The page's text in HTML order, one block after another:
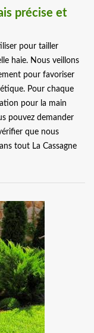
précise et
pour tailler
haie. Nous veillons
pour favoriser
Pour chaque
pour la main
pouvez demander
que nous
tout La Cassagne